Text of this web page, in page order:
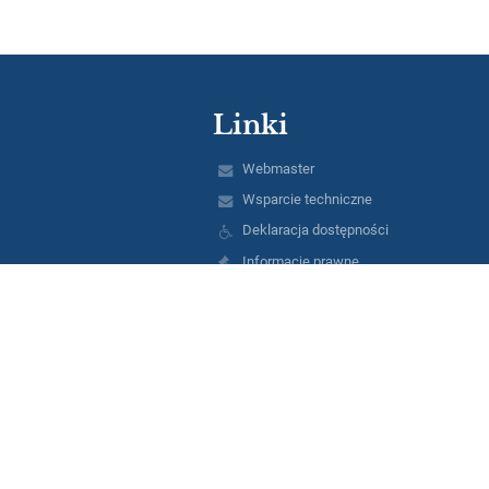
Linki
Webmaster
Wsparcie techniczne
Deklaracja dostępności
Informacje prawne